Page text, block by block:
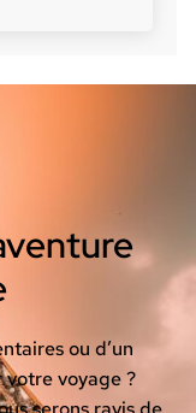
ou d’un
voyage ?